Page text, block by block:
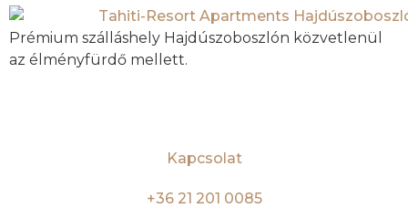
Prémium szálláshely Hajdúszoboszlón közvetlenül
az élményfürdő mellett.
Kapcsolat
+36 21 201 0085